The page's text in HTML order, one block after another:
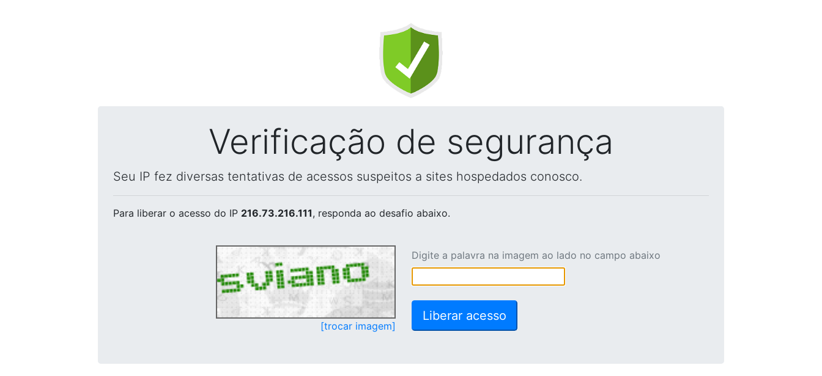
Verificação de segurança
Seu IP fez diversas tentativas de acessos suspeitos a sites hospedados conosco.
Para liberar o acesso do IP 216.73.216.111, responda ao desafio abaixo.
[trocar imagem]
Digite a palavra na imagem ao lado no campo abaixo